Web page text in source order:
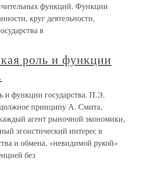
функций. Функции
круг деятельности,
в
роль и функции
и функции государства. П.Э.
должное принципу А. Смита,
агент рыночной экономики,
эгоистический интерес в
и обмена, «невидимой рукой»
без